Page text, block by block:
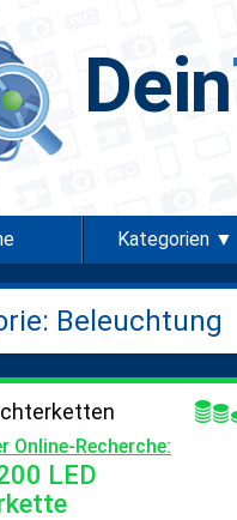
Dein
Kategorien ▼
Beleuchtung
Online-Recherche:
LED